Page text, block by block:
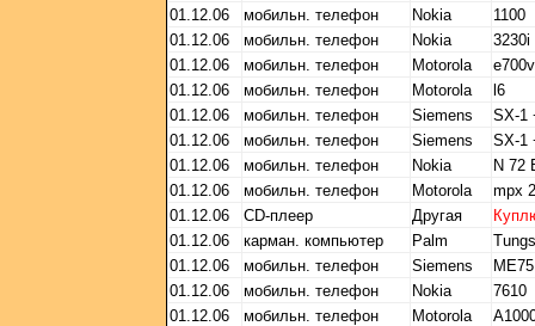
01.12.06
мобильн. телефон Nokia
1100
01.12.06
мобильн. телефон Nokia
3230i
01.12.06
мобильн. телефон Motorola
e700v
01.12.06
мобильн. телефон Motorola
l6
01.12.06
мобильн. телефон Siemens
SX-1
01.12.06
мобильн. телефон Siemens
SX-1
01.12.06
мобильн. телефон Nokia
N 72
01.12.06
мобильн. телефон Motorola
mpx
01.12.06
CD-плеер Другая
01.12.06
карман. компьютер Palm
01.12.06
мобильн. телефон Siemens
ME75
01.12.06
мобильн. телефон Nokia
7610
01.12.06
мобильн. телефон Motorola